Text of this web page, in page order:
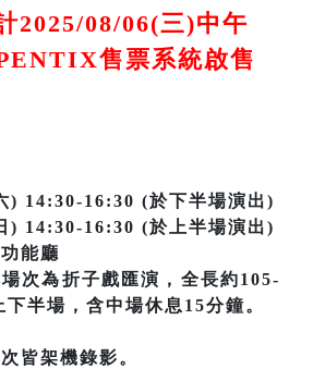
2025/08/06(三)中午
售票系統啟售
14:30-16:30 (於下半場演出)
14:30-16:30 (於上半場演出)
能廳
次為折子戲匯演，全長約105-
半場，含中場休息15分鐘。
皆架機錄影。